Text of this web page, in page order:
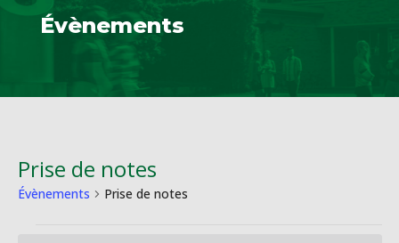
Évènements
Prise de notes
Évènements Prise de notes